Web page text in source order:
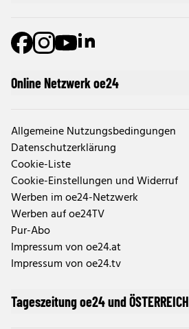
Online Netzwerk oe24
Allgemeine Nutzungsbedingungen
Datenschutzerklärung
Cookie-Liste
Cookie-Einstellungen und Widerruf
Werben im oe24-Netzwerk
Werben auf oe24TV
Pur-Abo
Impressum von oe24.at
Impressum von oe24.tv
Tageszeitung oe24 und ÖSTERREICH